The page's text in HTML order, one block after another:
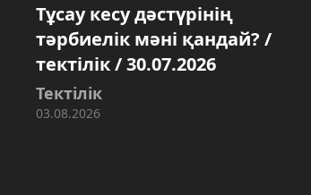
Тұсау кесу дәстүрінің
тәрбиелік мәні қандай? /
тектілік / 30.07.2026
Тектілік
03.08.2026